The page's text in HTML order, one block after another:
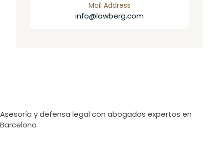
Mail Address
info@lawberg.com
Asesoría y defensa legal con abogados expertos en
Barcelona